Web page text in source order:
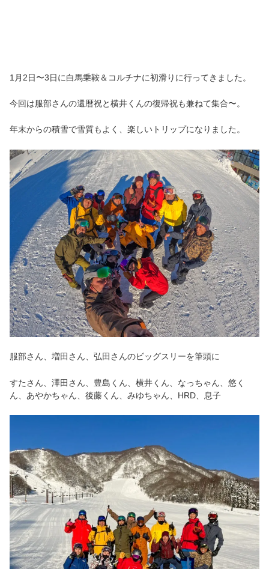
1月2日〜3日に白馬乗鞍＆コルチナに初滑りに行ってきました。
今回は服部さんの還暦祝と横井くんの復帰祝も兼ねて集合〜。
年末からの積雪で雪質もよく、楽しいトリップになりました。
服部さん、増田さん、弘田さんのビッグスリーを筆頭に
すたさん、澤田さん、豊島くん、横井くん、なっちゃん、悠く
ん、あやかちゃん、後藤くん、みゆちゃん、HRD、息子